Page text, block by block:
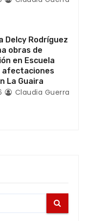
Delcy Rodríguez
obras de
en Escuela
afectaciones
La Guaira
Claudia Guerra